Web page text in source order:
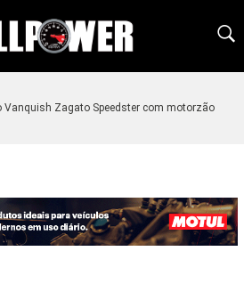
Zagato Speedster com motorzão